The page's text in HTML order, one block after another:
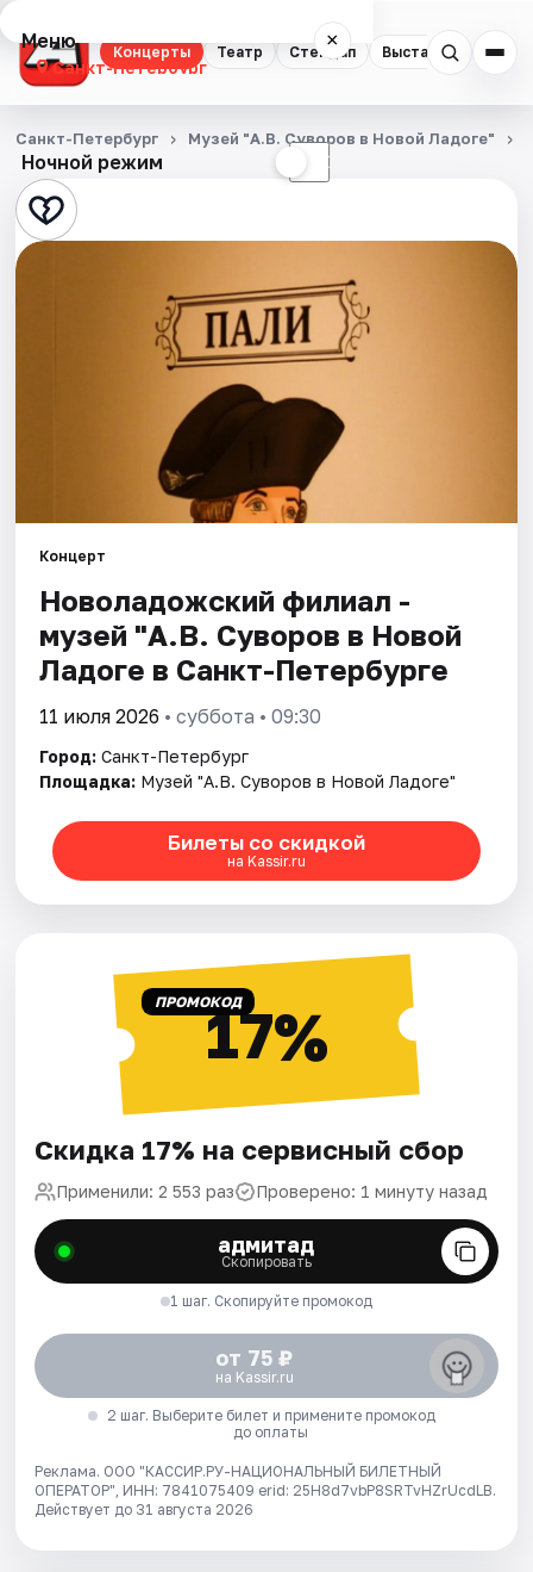
Концерты Театр Стендап Выставки
Меню ×
Санкт-Петербург
Концерты
Театр
Стендап
Города
Площадки
Артисты
Рейтинги
Ночной режим ☾
Санкт-Петербург Музей "А.В. Суворов в Новой Ладоге"
Концерт
Новоладожский филиал -
музей "А.В. Суворов в Новой
Ладоге в Санкт-Петербурге
11 июля 2026 • суббота • 09:30
Город: Санкт-Петербург
Площадка: Музей "А.В. Суворов в Новой Ладоге"
Билеты со скидкой
на Kassir.ru
ПРОМОКОД17%
Скидка 17% на сервисный сбор
Применили: 2 553 раз Проверено: 1 минуту назад
адмитад
Скопировать
1 шаг. Скопируйте промокод
от 75 ₽
на Kassir.ru
2 шаг. Выберите билет и примените промокод
до оплаты
Реклама. ООО "КАССИР.РУ-НАЦИОНАЛЬНЫЙ БИЛЕТНЫЙ
ОПЕРАТОР", ИНН: 7841075409 erid: 25H8d7vbP8SRTvHZrUcdLB.
Действует до 31 августа 2026